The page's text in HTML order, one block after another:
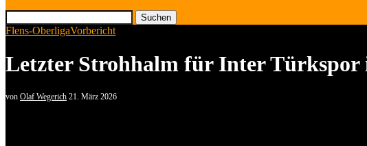
Suchen
Flens-OberligaVorbericht
Letzter Strohhalm für Inter Türkspor
von Olaf Wegerich 21. März 2026